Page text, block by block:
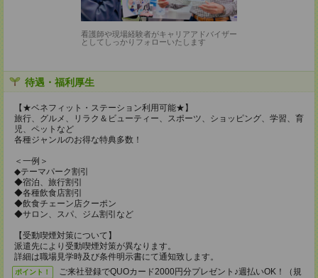
看護師や現場経験者がキャリアアドバイザー
としてしっかりフォローいたします
待遇・福利厚生
【★ベネフィット・ステーション利用可能★】
旅行、グルメ、リラク＆ビューティー、スポーツ、ショッピング、学習、育
児、ペットなど
各種ジャンルのお得な特典多数！
＜一例＞
◆テーマパーク割引
◆宿泊、旅行割引
◆各種飲食店割引
◆飲食チェーン店クーポン
◆サロン、スパ、ジム割引など
【受動喫煙対策について】
派遣先により受動喫煙対策が異なります。
詳細は職場見学時及び条件明示書にて通知致します。
ポイント！
ご来社登録でQUOカード2000円分プレゼント♪週払いOK！（規